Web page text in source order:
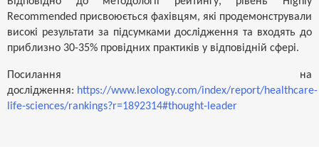
Recommended присвоюється фахівцям, які продемонстрували
високі результати за підсумками дослідження та входять до
приблизно 30-35% провідних практиків у відповідній сфері.
Посилання на
дослідження: https://www.lexology.com/index/report/healthcare-
life-sciences/rankings?r=1892314#thought-leader